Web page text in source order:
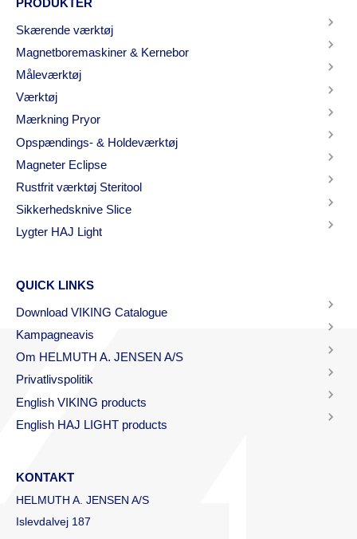
Skærende værktøj
Magnetboremaskiner & Kernebor
Måleværktøj
Værktøj
Mærkning Pryor
Opspændings- & Holdeværktøj
Magneter Eclipse
Rustfrit værktøj Steritool
Sikkerhedsknive Slice
Lygter HAJ Light
QUICK LINKS
Download VIKING Catalogue
Kampagneavis
Om HELMUTH A. JENSEN A/S
Privatlivspolitik
English VIKING products
English HAJ LIGHT products
KONTAKT
HELMUTH A. JENSEN A/S
Islevdalvej 187